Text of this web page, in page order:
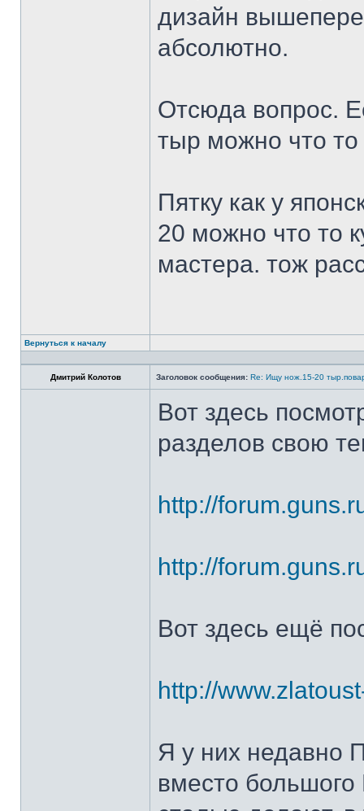
дизайн
абсолютно.
Отсюда вопрос.
тыр можно что
Пятку как у
20 можно что то
мастера. тож
Вернуться к началу
Дмитрий Колотов Заголовок сообщения: Re: Ищу нож.15-20
Вот здесь
разделов свою
http://
http://
Вот здесь ещё
http://
Я у них недавно
вместо